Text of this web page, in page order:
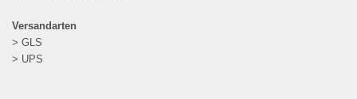
Versandarten
> GLS
> UPS